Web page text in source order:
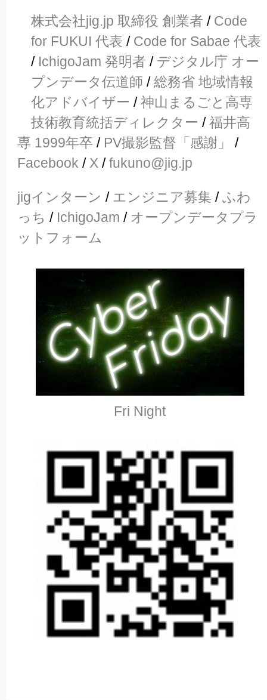
株式会社jig.jp 取締役 創業者 / Code
for FUKUI 代表 / Code for Sabae 代表
/ IchigoJam 発明者 / デジタル庁 オー
プンデータ伝道師 /総務省 地域情報
化アドバイザー /神山まるごと高専
技術教育統括ディレクター /福井高
専 1999年卒 / PV撮影監督「感謝」
/
Facebook / X /fukuno@jig.jp
jigインターン / エンジニア募集 /ふわ
っち / IchigoJam / オープンデータプラ
ットフォーム
Fri Night